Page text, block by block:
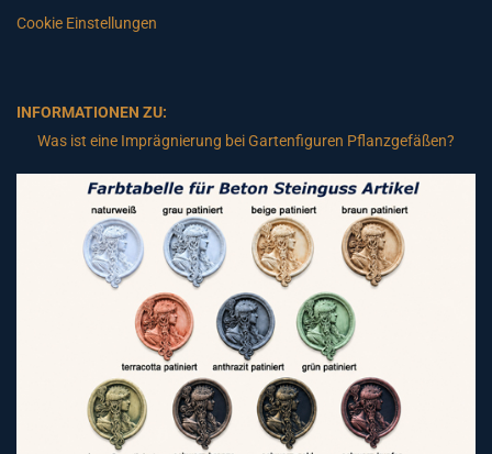
Cookie Einstellungen
INFORMATIONEN ZU:
Was ist eine Imprägnierung bei Gartenfiguren Pflanzgefäßen?